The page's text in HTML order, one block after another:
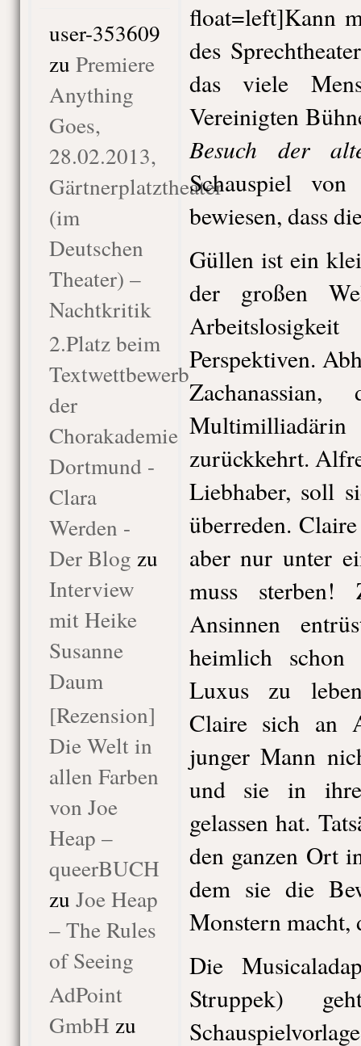
user-353609
zu Premiere
Anything
Goes,
28.02.2013,
Gärtnerplatztheater
(im
Deutschen
Theater) –
Nachtkritik
2.Platz beim
Textwettbewerb
der
Chorakademie
Dortmund -
Clara
Werden -
Der Blog zu
Interview
mit Heike
Susanne
Daum
[Rezension]
Die Welt in
allen Farben
von Joe
Heap –
queerBUCH
zu Joe Heap
– The Rules
of Seeing
AdPoint
GmbH zu
float=left]Kann
des
das viele
Vereinigten
Besuch der
Schauspiel
bewiesen, dass
Güllen ist ein
der großen
Perspektiven.
zurückkehrt.
Liebhaber, soll
überreden.
aber nur unter
muss
Ansinnen
heimlich
Luxus zu
Claire sich an
junger Mann
und sie in
gelassen hat.
den ganzen Ort
dem sie die
Monstern macht,
Die
Struppek)